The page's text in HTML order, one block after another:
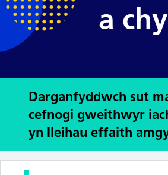
a
Darganfyddwch sut
cefnogi gweithwyr
yn lleihau effaith